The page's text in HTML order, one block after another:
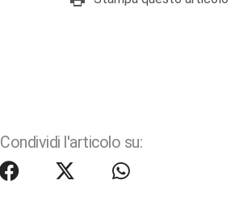
Condividi l'articolo su: